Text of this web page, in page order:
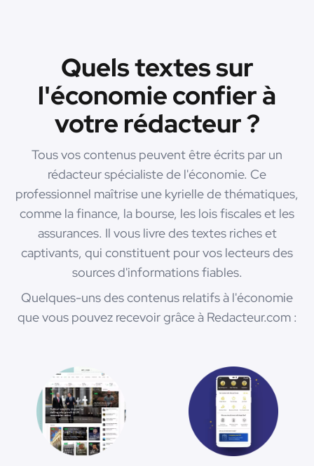
Quels textes sur
l'économie confier à
votre rédacteur ?
Tous vos contenus peuvent être écrits par un
rédacteur spécialiste de l'économie. Ce
professionnel maîtrise une kyrielle de thématiques,
comme la finance, la bourse, les lois fiscales et les
assurances. Il vous livre des textes riches et
captivants, qui constituent pour vos lecteurs des
sources d'informations fiables.
Quelques-uns des contenus relatifs à l'économie
que vous pouvez recevoir grâce à Redacteur.com :